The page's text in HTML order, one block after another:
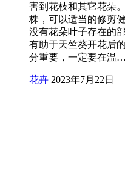
害到花枝和其它花朵
株，可以适当的修剪
没有花朵叶子存在的
有助于天竺葵开花后
分重要，一定要在温…
花卉 2023年7月22日